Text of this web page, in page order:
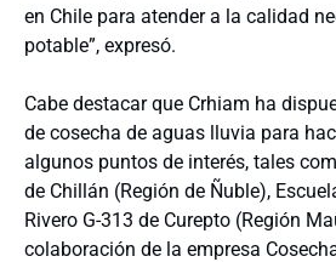
en Chile para atender a la calidad
potable”, expresó.
Cabe destacar que Crhiam ha
de cosecha de aguas lluvia para
algunos puntos de interés, tales
de Chillán (Región de Ñuble),
Rivero G-313 de Curepto (Región
colaboración de la empresa